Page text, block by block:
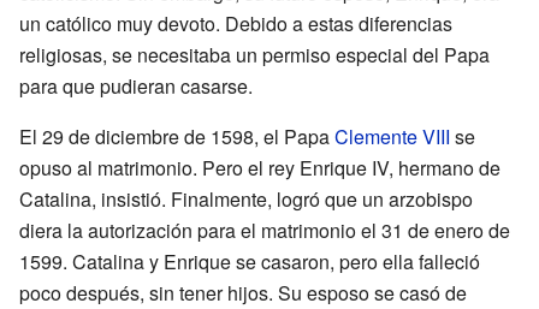
un católico muy devoto. Debido a estas diferencias
religiosas, se necesitaba un permiso especial del Papa
para que pudieran casarse.
El 29 de diciembre de 1598, el PapaClemente VIII se
opuso al matrimonio. Pero el rey Enrique IV, hermano de
Catalina, insistió. Finalmente, logró que un arzobispo
diera la autorización para el matrimonio el 31 de enero de
1599. Catalina y Enrique se casaron, pero ella falleció
poco después, sin tener hijos. Su esposo se casó de